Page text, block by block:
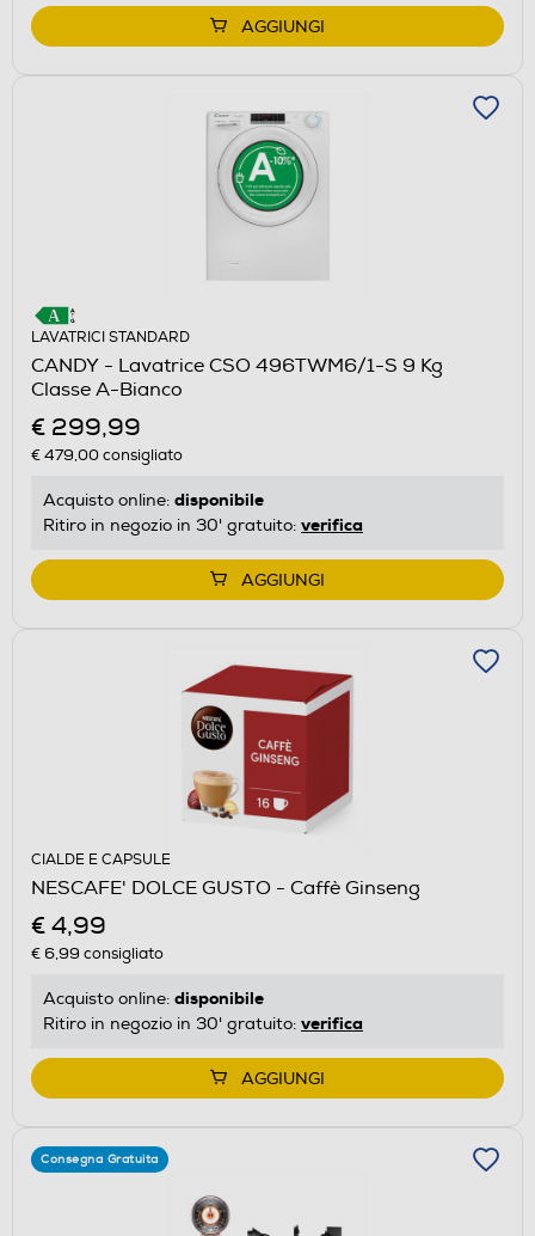
AGGIUNGI
LAVATRICI STANDARD
CANDY - Lavatrice CSO 496TWM6/1-S 9 Kg
Classe A-Bianco
€ 299,99
€ 479,00consigliato
Acquisto online: disponibile
Ritiro in negozio in 30' gratuito: verifica
AGGIUNGI
CIALDE E CAPSULE
NESCAFE' DOLCE GUSTO - Caffè Ginseng
€ 4,99
€ 6,99 consigliato
Acquisto online: disponibile
Ritiro in negozio in 30' gratuito: verifica
AGGIUNGI
Consegna Gratuita